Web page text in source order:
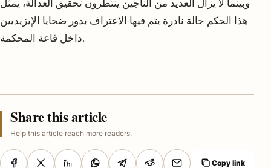
هذا الحكم حالة نادرة يتم فيها الاعتراف بدور ضحايا الإيزيديين
داخل قاعة المحكمة.
Share this article
Help this article reach more readers.
Copy link